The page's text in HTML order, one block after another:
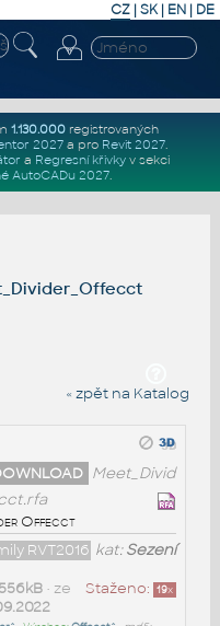
CZ | SK| EN | DE
1.130.000registrovaných
2027a pro Revit 2027.
a Regresní křivkyv sekci
AutoCADu 2027.
« zpět na Katalog
Meet_Divid
Offecct
kat:Sezení
RVT2016
Staženo: 19x
556kB• ze